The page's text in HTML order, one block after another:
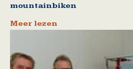
mountainbiken
Meer lezen